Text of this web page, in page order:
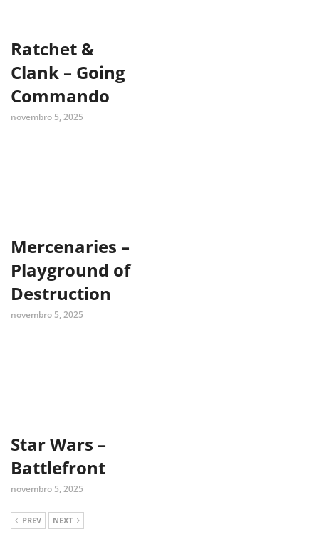
Ratchet &
Clank – Going
Commando
novembro 5, 2025
Mercenaries –
Playground of
Destruction
novembro 5, 2025
Star Wars –
Battlefront
novembro 5, 2025
PREV NEXT